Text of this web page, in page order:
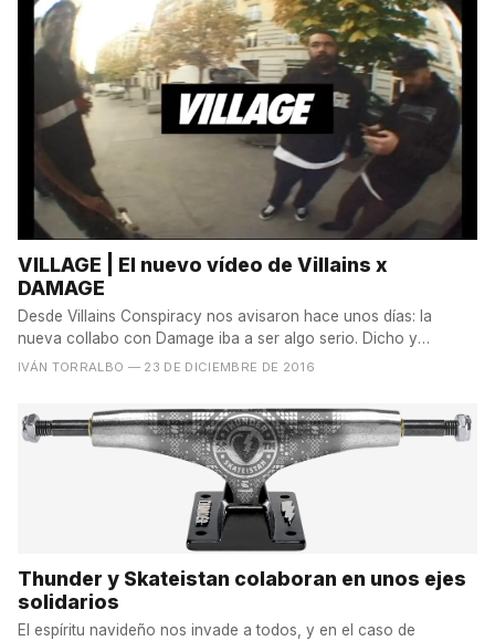
VILLAGE | El nuevo vídeo de Villains x
DAMAGE
Desde Villains Conspiracy nos avisaron hace unos días: la
nueva collabo con Damage iba a ser algo serio. Dicho y
hecho....
IVÁN TORRALBO — 23 DE DICIEMBRE DE 2016
Thunder y Skateistan colaboran en unos ejes
solidarios
El espíritu navideño nos invade a todos, y en el caso de